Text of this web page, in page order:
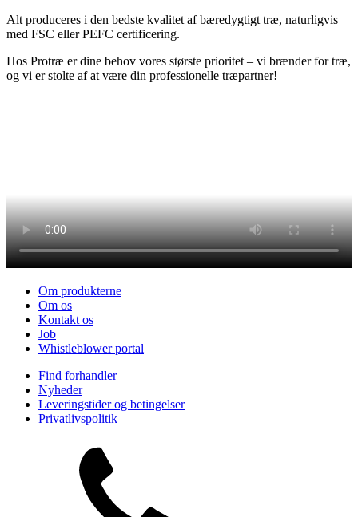
Alt produceres i den bedste kvalitet af bæredygtigt træ, naturligvis
med FSC eller PEFC certificering.
Hos Protræ er dine behov vores største prioritet – vi brænder for træ,
og vi er stolte af at være din professionelle træpartner!
Om produkterne
Om os
Kontakt os
Job
Whistleblower portal
Find forhandler
Nyheder
Leveringstider og betingelser
Privatlivspolitik